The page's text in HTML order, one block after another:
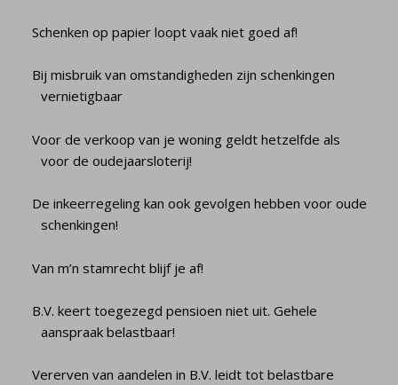
Schenken op papier loopt vaak niet goed af!
Bij misbruik van omstandigheden zijn schenkingen
vernietigbaar
Voor de verkoop van je woning geldt hetzelfde als
voor de oudejaarsloterij!
De inkeerregeling kan ook gevolgen hebben voor oude
schenkingen!
Van m’n stamrecht blijf je af!
B.V. keert toegezegd pensioen niet uit. Gehele
aanspraak belastbaar!
Vererven van aandelen in B.V. leidt tot belastbare